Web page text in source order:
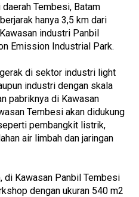
Tembesi, Batam
hanya 3,5 km dari
industri Panbil
Emission Industrial Park.
di sektor industri light
industri dengan skala
pabriknya di Kawasan
Tembesi akan didukung
pembangkit listrik,
air limbah dan jaringan
di Kawasan Panbil Tembesi
dengan ukuran 540 m2